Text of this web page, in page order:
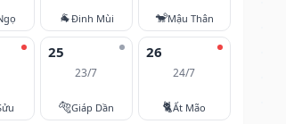
🐐Đinh Mùi 🐒Mậu Thân
25
23/7
🐅Giáp Dần
26
24/7
🐈Ất Mão